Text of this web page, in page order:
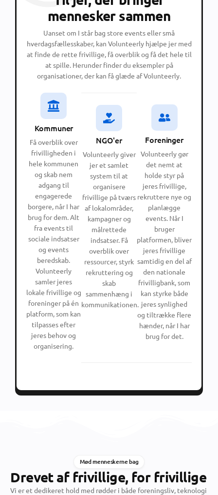
mennesker sammen
Uanset om I står bag store events eller små
hverdagsfællesskaber, kan Volunteerly hjælpe jer med
at finde de rette frivillige, få overblik og få det hele til
at spille. Herunder finder du eksempler på
organisationer, der kan få glæde af Volunteerly.
Kommuner
Få overblik over
frivilligheden i
hele kommunen
og skab nem
adgang til
engagerede
borgere, når I har
brug for dem. Alt
fra events til
sociale indsatser
og events
beredskab.
Volunteerly
samler jeres
lokale frivillige og
foreninger på én
platform, som kan
tilpasses efter
jeres behov og
organisering.
NGO'er
Volunteerly giver
jer et samlet
system til at
organisere
frivillige på tværs
af lokalområder,
kampagner og
målrettede
indsatser. Få
overblik over
ressourcer, styrk
rekruttering og
skab
sammenhæng i
kommunikationen.
Foreninger
Volunteerly gør
det nemt at
holde styr på
jeres frivillige,
rekruttere nye og
planlægge
events. Når I
bruger
platformen, bliver
jeres frivillige
samtidig en del af
den nationale
frivilligbank, som
kan styrke både
jeres synlighed
og tiltrække flere
hænder, når I har
brug for det.
Mød menneskerne bag
Drevet af frivillige, for frivillige
Vi er et dedikeret hold med rødder i både foreningsliv, teknologi